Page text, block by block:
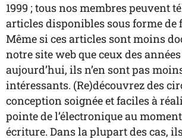
1999 ; tous nos membres peuvent
articles disponibles sous forme de
Même si ces articles sont moins
notre site web que ceux des
aujourd’hui, ils n’en sont pas
intéressants. (Re)découvrez des
conception soignée et faciles à
pointe de l’électronique au
écriture. Dans la plupart des cas,